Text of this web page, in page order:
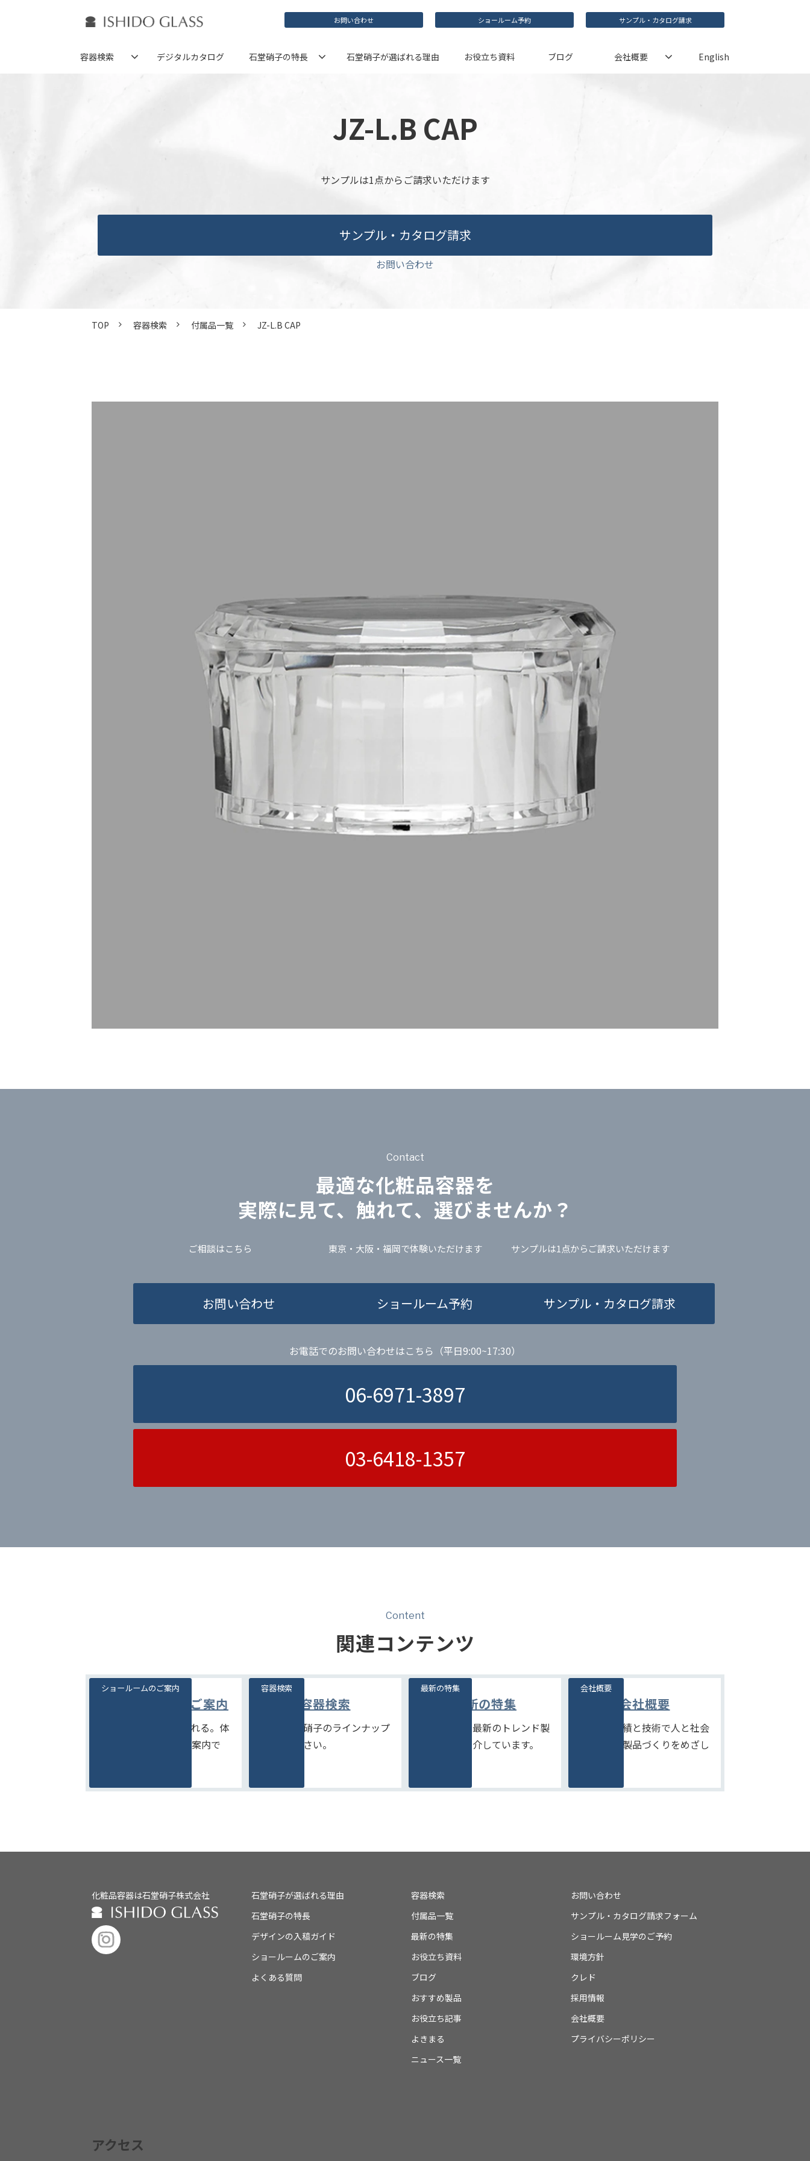
お問い合わせ ショールーム予約 サンプル・カタログ請求
容器検索 デジタルカタログ 石堂硝子の特長 石堂硝子が選ばれる理由 お役立ち資料 ブログ 会社概要 English
JZ-L.B CAP
サンプルは1点からご請求いただけます
サンプル・カタログ請求
お問い合わせ
TOP 容器検索 付属品一覧 JZ-L.B CAP
Contact
最適な化粧品容器を
実際に見て、触れて、選びませんか？
ご相談はこちら
お問い合わせ
東京・大阪・福岡で体験いただけます
ショールーム予約
サンプルは1点からご請求いただけます
サンプル・カタログ請求
お電話でのお問い合わせはこちら（平日9:00~17:30）
06-6971-3897
03-6418-1357
Content
関連コンテンツ
ショールームのご案内
見て、触れて、比べられる。体
験型ショールームのご案内で
ショールームのご案内
容器検索
豊富な石堂硝子のラインナップ
をご覧ください。
容器検索
最新の特集
季節商品や、最新のトレンド製
品などをご紹介しています。
最新の特集
会社概要
たしかな実績と技術で人と社会
にやさしい製品づくりをめざし
会社概要
化粧品容器は石堂硝子株式会社
石堂硝子が選ばれる理由
石堂硝子の特長
デザインの入稿ガイド
ショールームのご案内
よくある質問
容器検索
付属品一覧
最新の特集
お役立ち資料
ブログ
おすすめ製品
お役立ち記事
よきまる
ニュース一覧
お問い合わせ
サンプル・カタログ請求フォーム
ショールーム見学のご予約
環境方針
クレド
採用情報
会社概要
プライバシーポリシー
アクセス